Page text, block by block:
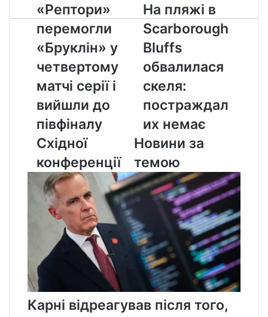
«Рептори»
перемогли
«Бруклін»
у
четвертому
матчі
серії
і
вийшли
півфіналу
Східної
конференції
«Рептори»
перемогли
«Бруклін» у
четвертому
матчі серії і
вийшли до
півфіналу
Східної
конференції
На
пляжі
в
Scarborough
Bluffs
обвалилася
скеля:
постраждалих
немає
На пляжі в
Scarborough
Bluffs
обвалилася
скеля:
постраждал
их немає
Новини за
темою
Карні відреагував після того,